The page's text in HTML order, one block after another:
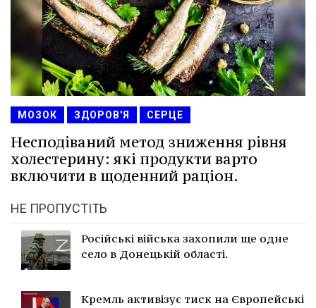
МОЗОК ЗДОРОВ'Я СЕРЦЕ
Несподіваний метод зниження рівня
холестерину: які продукти варто
включити в щоденний раціон.
НЕ ПРОПУСТІТЬ
Російські війська захопили ще одне
село в Донецькій області.
Кремль активізує тиск на Європейські